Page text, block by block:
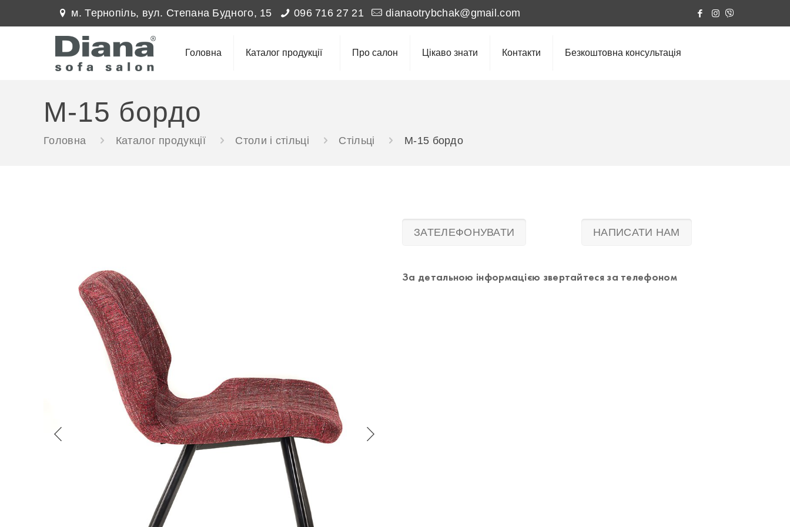
м. Тернопіль, вул. Степана Будного, 15 096 716 27 21 dianaotrybchak@gmail.com
Головна Каталог продукції Про салон Цікаво знати Контакти Безкоштовна консультація
M-15 бордо
Головна Каталог продукції Столи і стільці Стільці M-15 бордо
ЗАТЕЛЕФОНУВАТИ НАПИСАТИ НАМ
За детальною інформацією звертайтеся за телефоном